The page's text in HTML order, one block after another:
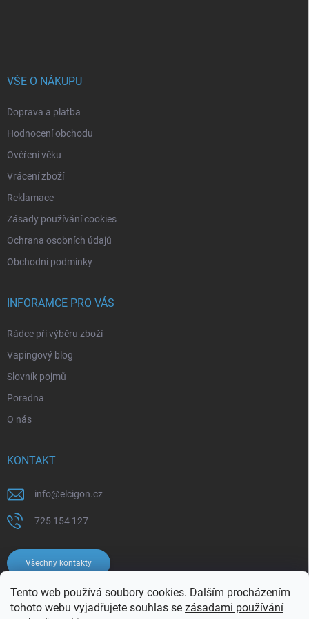
Tento web používá soubory cookies. Dalším procházením
tohoto webu vyjadřujete souhlas se zásadami používání
VŠE O NÁKUPU
Doprava a platba
Hodnocení obchodu
Ověření věku
Vrácení zboží
Reklamace
Zásady používání cookies
Ochrana osobních údajů
Obchodní podmínky
INFORAMCE PRO VÁS
Rádce při výběru zboží
Vapingový blog
Slovník pojmů
Poradna
O nás
KONTAKT
info@elcigon.cz
725 154 127
Všechny kontakty